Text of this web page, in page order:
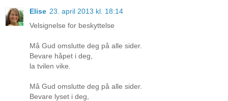
Elise 23. april 2013 kl. 18:14
Velsignelse for beskyttelse
Må Gud omslutte deg på alle sider.
Bevare håpet i deg,
la tvilen vike.
Må Gud omslutte deg på alle sider.
Bevare lyset i deg,